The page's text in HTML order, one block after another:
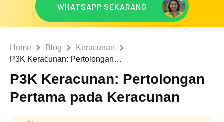
WHATSAPP SEKARANG
Home Blog
Keracunan
P3K Keracunan: Pertolongan Pertama pada Keracunan
P3K Keracunan: Pertolongan
Pertama pada Keracunan